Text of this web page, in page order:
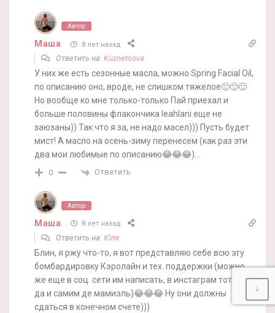
Автор
Маша 8 лет назад
Ответить на Kuznetsova
У них же есть сезонные масла, можно Spring Facial Oil,
по описанию оно, вроде, не слишком тяжелое🙂🙂🙂
Но вообще ко мне только-только Пай приехал и
больше половины флакончика leahlani еще не
заюзаны)) Так что я за, не надо масел))) Пусть будет
мист! А масло на осень-зиму перенесем (как раз эти
два мои любимые по описанию😂😂😂)…
0 Ответить
Автор
Маша 8 лет назад
Ответить на Юля
Блин, я ржу что-то, я вот представляю себе всю эту
бомбардировку Кэролайн и тех. поддержки (можно
же еще в соц. сети им написать, в инстаграм тот же,
да и самим де мамиэль)😂😂😂 Ну они должны
сдаться в конечном счете)))
↓